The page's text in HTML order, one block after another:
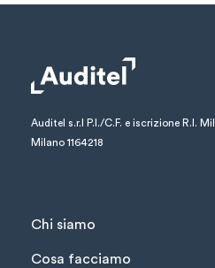
Auditel s.r.l P.I./C.F. e iscrizione R.I.
Milano 1164218
Chi siamo
Cosa facciamo